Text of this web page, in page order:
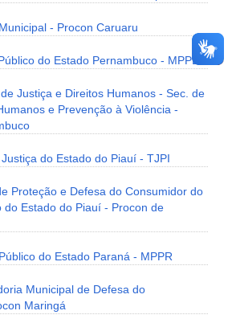
- Procon Caruaru
do Estado Pernambuco - MPPE
Justiça e Direitos Humanos - Sec. de
e Prevenção à Violência -
do Estado do Piauí - TJPI
Proteção e Defesa do Consumidor do
do Estado do Piauí - Procon de
do Estado Paraná - MPPR
Municipal de Defesa do
Maringá